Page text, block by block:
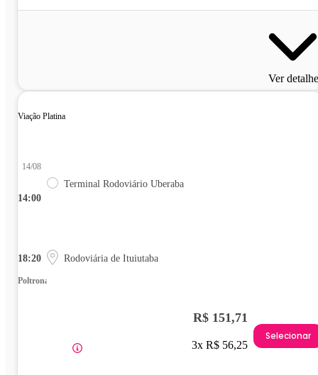
Ver
Viação Platina
14:00
14/08
Terminal Rodoviário Uberaba
18:20 Rodoviária de Ituiutaba
Poltrona
R$ 151,71
3x R$ 56,25
Selecionar